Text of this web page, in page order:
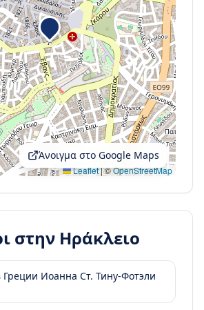
Leaflet|©OpenStreetMap
Άνοιγμα στο Google Maps
στην Ηράκλειο
Греции Иоанна Ст. Тину-Фотэли